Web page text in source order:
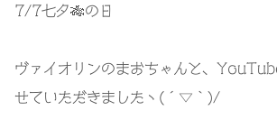
7/7七夕🎋の日
ヴァイオリンのまおちゃんと、
せていただきましたヽ(´▽｀)/